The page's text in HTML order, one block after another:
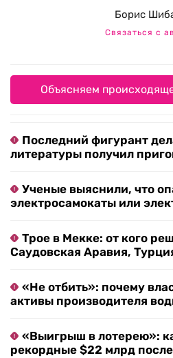
Борис
Связаться с
Объясняем
Последний фигурант
литературы получил
Ученые выяснили, что
электросамокаты или
Трое в Мекке: от кого
Саудовская Аравия,
«Не отбить»: почему
активы производителя
«Выигрыш в лотерею»:
рекордные $22 млрд